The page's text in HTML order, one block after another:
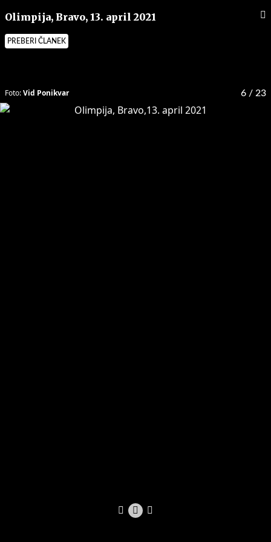
Olimpija, Bravo, 13. april 2021
PREBERI ČLANEK
6 / 23
Foto:Vid Ponikvar